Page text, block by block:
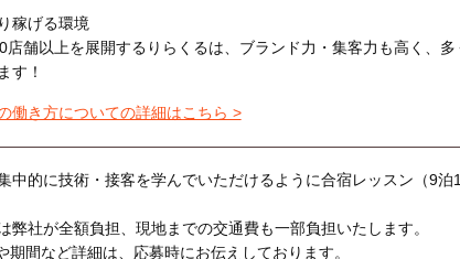
稼げる環境
舗以上を展開するりらくるは、ブランド力・集客力も高く、
す！
働き方についての詳細はこちら >
中的に技術・接客を学んでいただけるように合宿レッスン（9泊
弊社が全額負担、現地までの交通費も一部負担いたします。
期間など詳細は、応募時にお伝えしております。